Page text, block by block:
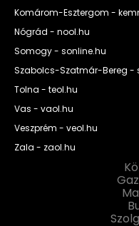
Komárom-Esztergom -
Nógrád - nool.hu
Somogy - sonline.hu
Szabolcs-Szatmár-Bereg -
Tolna - teol.hu
Vas - vaol.hu
Veszprém - veol.hu
Zala - zaol.hu